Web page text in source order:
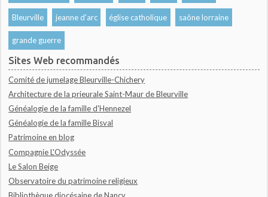
Bleurville jeanne d'arc église catholique saône lorraine
grande guerre
Sites Web recommandés
Comité de jumelage Bleurville-Chichery
Architecture de la prieurale Saint-Maur de Bleurville
Généalogie de la famille d'Hennezel
Généalogie de la famille Bisval
Patrimoine en blog
Compagnie L'Odyssée
Le Salon Beige
Observatoire du patrimoine religieux